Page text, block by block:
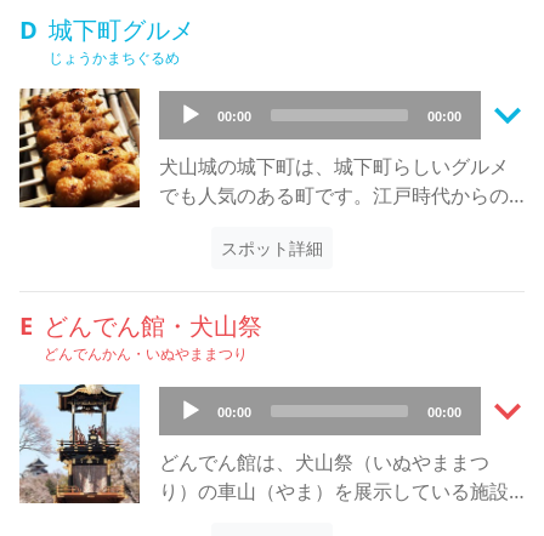
入を阻むため意図的に道を二回直角に曲
げて、いったんここで通行を改めていた
ことが分かります。また、町の中央に町
人の住まい、その外側に武家屋敷という
構成になっており、外部から攻められた
ときには町人も含めて守るというレイア
ウトになっていることが分かります。こ
のミュージアムで犬山城や城下町の歴史
の町民の生活などに思いを馳せることが
できるでしょう。
屋の造りや建物の配置などに武家住宅の
面影が残っています。また、作業小屋は
養蚕に使われていたことが分かっていま
す。堀部家は犬山藩主・成瀬家の家臣だ
ったので、一般の民家とは異なり、前庭
には飛び石や灯籠、鑑賞用の中庭も配置
されています。商業で殺伐とした日々と
見て取れる造りです。また、塀を兼ねた
す。長いひさしが出ているので、奥の土
蔵などへ行くときの通路として使われて
いたようです。
D 城下町グルメ
じょうかまちぐるめ
Audio
Player
00:00 00:00 keyboard_arrow_down
犬山城の城下町は、城下町らしいグルメ
でも人気のある町です。江戸時代からの
茶やお団子のような、素朴なものがメイ
平餅」です。一般的に五平餅というと、
大きな楕円のものを思い浮かべますが、
店舗建物が国の登録有形文化財に指定さ
れている「山田五平餅店」では、小さな
お団子型の五平餅となっています。一口
サイズのお団子になった五平餅が串に3つ
刺さっており、食べやすく、旅行者が町
スポット詳細
E どんでん館・犬山祭
どんでんかん・いぬやままつり
Audio
Player
00:00 00:00 keyboard_arrow_down
どんでん館は、犬山祭（いぬやままつ
り）の車山（やま）を展示している施設